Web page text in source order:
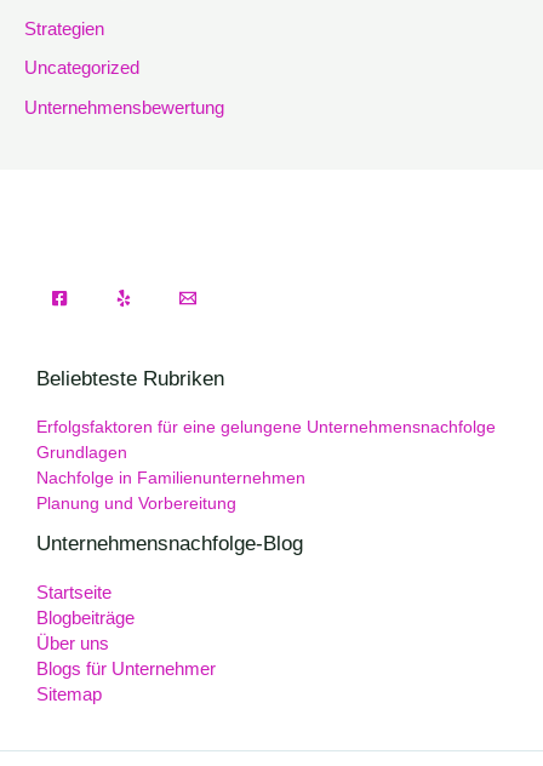
Strategien
Uncategorized
Unternehmensbewertung
Beliebteste Rubriken
Erfolgsfaktoren für eine gelungene Unternehmensnachfolge
Grundlagen
Nachfolge in Familienunternehmen
Planung und Vorbereitung
Unternehmensnachfolge-Blog
Startseite
Blogbeiträge
Über uns
Blogs für Unternehmer
Sitemap